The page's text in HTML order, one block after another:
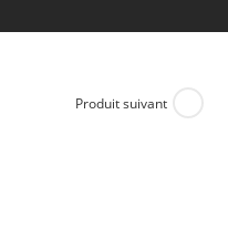
Produit suivant